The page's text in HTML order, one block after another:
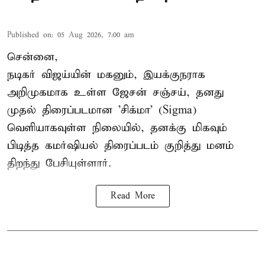
Published on: 05 Aug 2026, 7:00 am
சென்னை,
நடிகர் விஜய்யின் மகனும், இயக்குநராக
அறிமுகமாக உள்ள ஜேசன் சஞ்சய், தனது
முதல் திரைப்படமான 'சிக்மா' (Sigma)
வெளியாகவுள்ள நிலையில், தனக்கு மிகவும்
பிடித்த கமர்ஷியல் திரைப்படம் குறித்து மனம்
திறந்து பேசியுள்ளார்.
Read More